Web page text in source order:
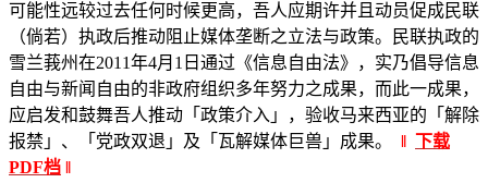
可能性远较过去任何时候更高，吾人应期许并且动员促成民联
（倘若）执政后推动阻止媒体垄断之立法与政策。民联执政的
雪兰莪州在2011年4月1日通过《信息自由法》，实乃倡导信息
自由与新闻自由的非政府组织多年努力之成果，而此一成果，
应启发和鼓舞吾人推动「政策介入」，验收马来西亚的「解除
报禁」、「党政双退」及「瓦解媒体巨兽」成果。 ‖ 下载
PDF档 ‖